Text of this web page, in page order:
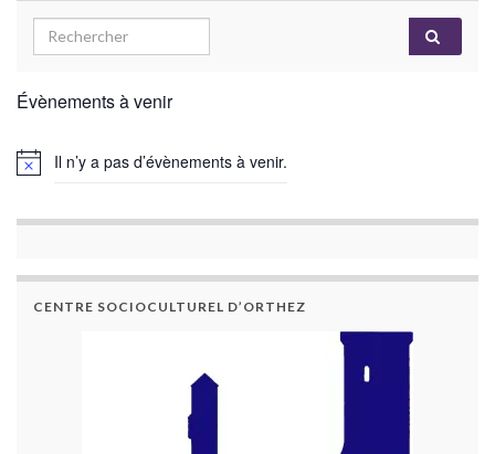
Évènements à venir
Il n’y a pas d’évènements à venir.
CENTRE SOCIOCULTUREL D’ORTHEZ